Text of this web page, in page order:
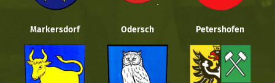
Markersdorf Odersch Petershofen